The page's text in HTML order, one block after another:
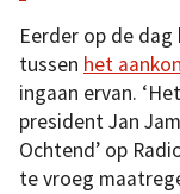
Eerder op de
tussen het
ingaan ervan.
president Jan
Ochtend’ op
te vroeg